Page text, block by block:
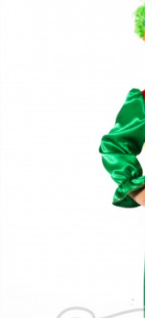
КОСТЮМИ КВІТІВ ТА
КОСТЮМИ КАЗКОВИХ
(М.ЛЬВІВ)
КОСТЮМИ (М.ЛЬВІВ)
КОСТЮМИ (М.ЛЬВІВ)